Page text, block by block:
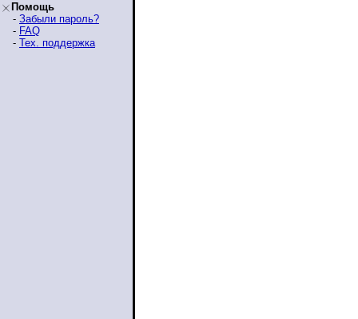
Помощь
- Забыли пароль?
- FAQ
- Тех. поддержка